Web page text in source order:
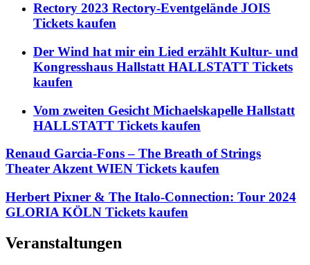
Rectory 2023 Rectory-Eventgelände JOIS
Tickets kaufen
Der Wind hat mir ein Lied erzählt Kultur- und
Kongresshaus Hallstatt HALLSTATT Tickets
kaufen
Vom zweiten Gesicht Michaelskapelle Hallstatt
HALLSTATT Tickets kaufen
Renaud Garcia-Fons – The Breath of Strings
Theater Akzent WIEN Tickets kaufen
Herbert Pixner & The Italo-Connection: Tour 2024
GLORIA KÖLN Tickets kaufen
Veranstaltungen